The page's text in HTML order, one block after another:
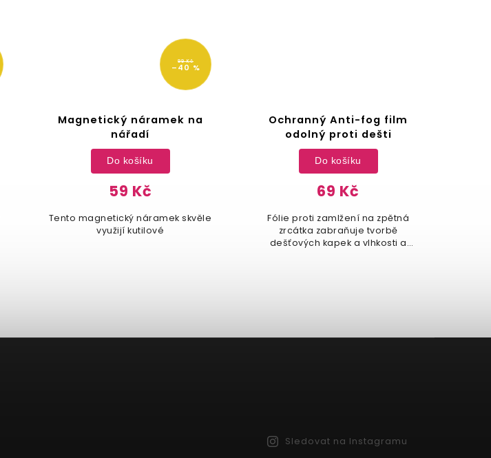
99 Kč
–40 %
Magnetický náramek na
nářadí
59 Kč
Do košíku
Tento magnetický náramek skvěle
využijí kutilové
Ochranný Anti-fog film
odolný proti dešti
69 Kč
Do košíku
Fólie proti zamlžení na zpětná
zrcátka zabraňuje tvorbě
dešťových kapek a vlhkosti a
Sledovat na Instagramu